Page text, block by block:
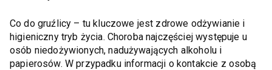
Co do gruźlicy – tu kluczowe jest zdrowe odżywianie i
higieniczny tryb życia. Choroba najczęściej występuje u
osób niedożywionych, nadużywających alkoholu i
papierosów. W przypadku informacji o kontakcie z osobą